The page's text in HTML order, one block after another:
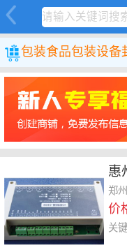
包装食品包装设备
惠
量
郑
价
关